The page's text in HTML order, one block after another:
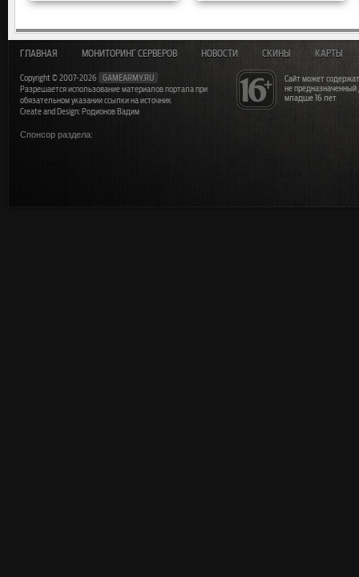
Сайт может
не
младше 16 лет
ГЛАВНАЯ МОНИТОРИНГ СЕРВЕРОВ НОВОСТИ СКИНЫ КАРТЫ
Copyright © 2007-2026
GAMEARMY.RU
Разрешается использование материалов портала при
обязательном указании ссылки на источник
Create and Design: Родионов Вадим
Спонсор раздела: